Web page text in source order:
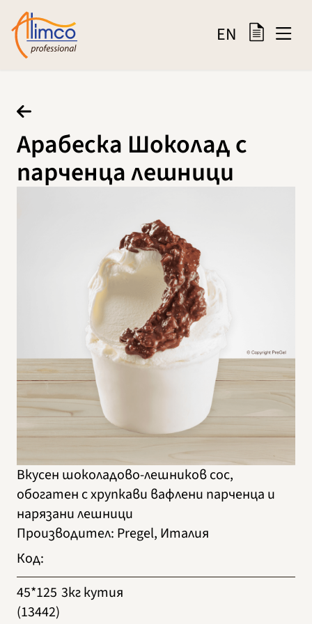
EN
Арабеска Шоколад с
парченца лешници
Вкусен шоколадово-лешников сос,
обогатен с хрупкави вафлени парченца и
нарязани лешници
Производител: Pregel, Италия
Код:
45*125
(13442)
3кг кутия